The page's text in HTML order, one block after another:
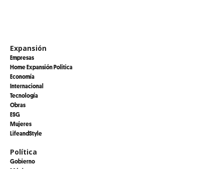
Expansión
Empresas
Home Expansión Politica
Economía
Internacional
Tecnología
Obras
ESG
Mujeres
LifeandStyle
Política
Gobierno